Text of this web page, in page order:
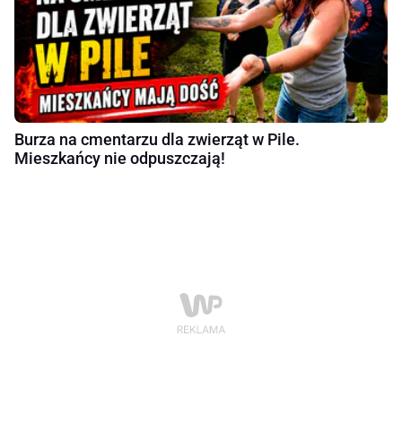
Burza na cmentarzu dla zwierząt w Pile.
Mieszkańcy nie odpuszczają!